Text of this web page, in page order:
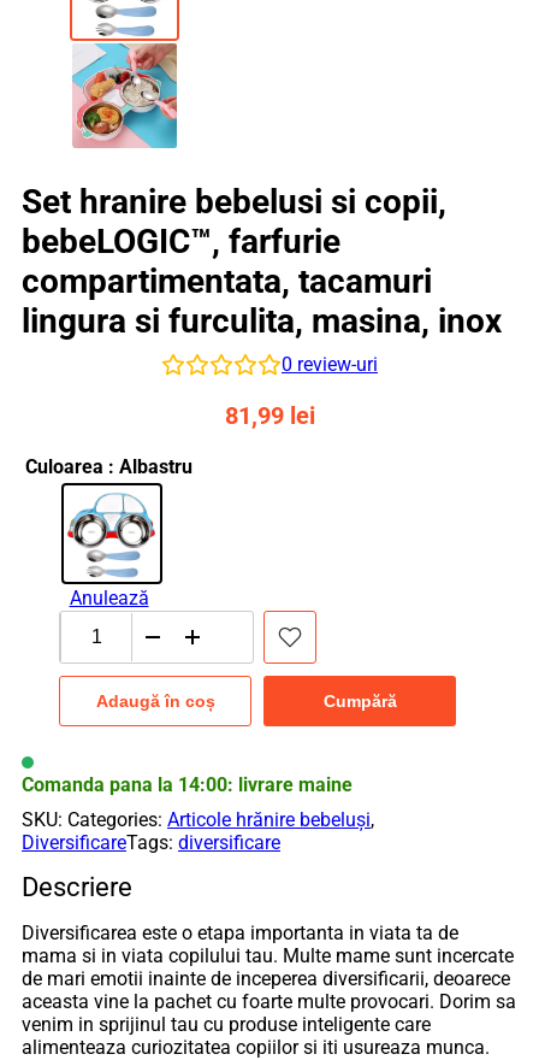
Set hranire bebelusi si copii,
bebeLOGIC™, farfurie
compartimentata, tacamuri
lingura si furculita, masina, inox
0 review-uri
81,99 lei
Culoarea : Albastru
Anulează
Cantitate
Set
hranire
bebelusi
bebeLOGIC™,
farfurie
compartimentata,
tacamuri
lingura
si
furculita,
masina,
inox
Adaugă în coș Cumpără
Comanda pana la 14:00: livrare maine
SKU: Categories: Articole hrănire bebeluși,
DiversificareTags: diversificare
Descriere
Diversificarea este o etapa importanta in viata ta de
mama si in viata copilului tau. Multe mame sunt incercate
de mari emotii inainte de inceperea diversificarii, deoarece
aceasta vine la pachet cu foarte multe provocari. Dorim sa
venim in sprijinul tau cu produse inteligente care
alimenteaza curiozitatea copiilor si iti usureaza munca.